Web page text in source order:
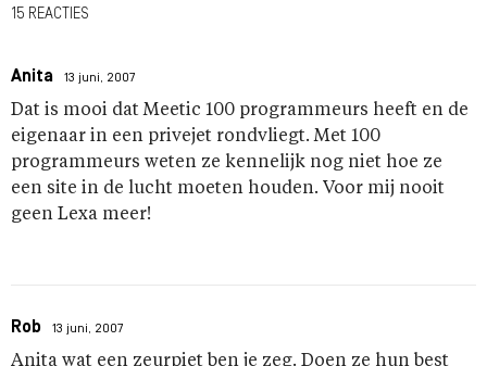
15 REACTIES
Anita 13 juni, 2007
Dat is mooi dat Meetic 100 programmeurs heeft en de
eigenaar in een privejet rondvliegt. Met 100
programmeurs weten ze kennelijk nog niet hoe ze
een site in de lucht moeten houden. Voor mij nooit
geen Lexa meer!
Rob 13 juni, 2007
Anita wat een zeurpiet ben je zeg. Doen ze hun best